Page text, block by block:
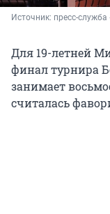
Источник: пресс-
Для 19-летней
финал турнира
занимает
считалась